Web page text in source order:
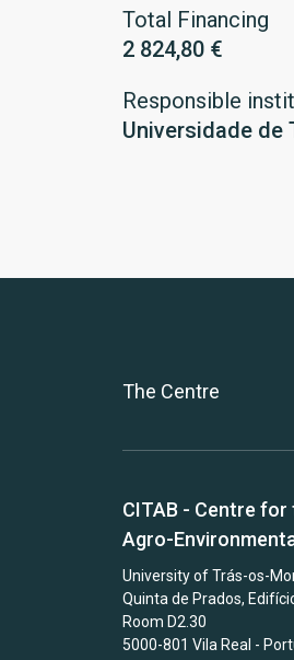
Total Financing
2 824,80 €
Responsible
Universidade de
The Centre
CITAB - Centre
Agro-
University of Trás-os-
Quinta de Prados,
Room D2.30
5000-801 Vila Real -